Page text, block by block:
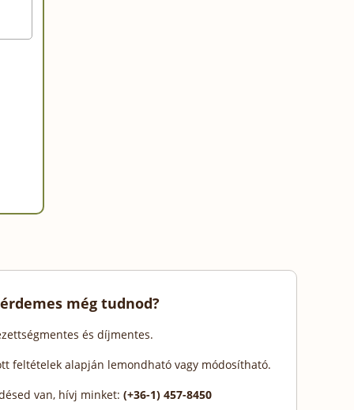
még tudnod?
és díjmentes.
feltételek alapján lemondható vagy módosítható.
van, hívj minket: (+36-1) 457-8450